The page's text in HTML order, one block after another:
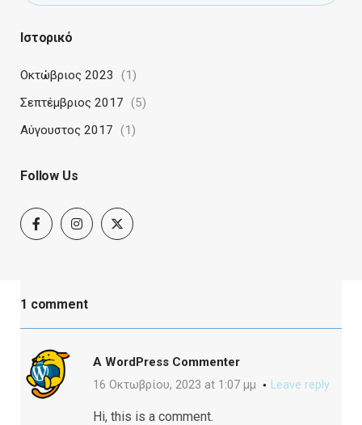
Ιστορικό
Οκτώβριος 2023
(1)
Σεπτέμβριος 2017 (5)
Αύγουστος 2017 (1)
Follow Us
1 comment
A WordPress Commenter
16 Οκτωβρίου, 2023 at 1:07 μμ Leave reply
Hi, this is a comment.